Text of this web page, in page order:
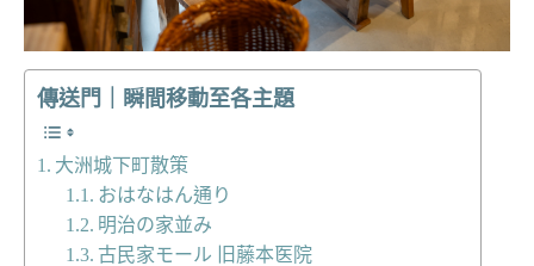
傳送門｜瞬間移動至各主題
大洲城下町散策
おはなはん通り
明治の家並み
古民家モール 旧藤本医院